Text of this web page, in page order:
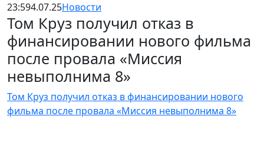
23:594.07.25Новости
Том Круз получил отказ в
финансировании нового фильма
после провала «Миссия
невыполнима 8»
Том Круз получил отказ в финансировании нового
фильма после провала «Миссия невыполнима 8»